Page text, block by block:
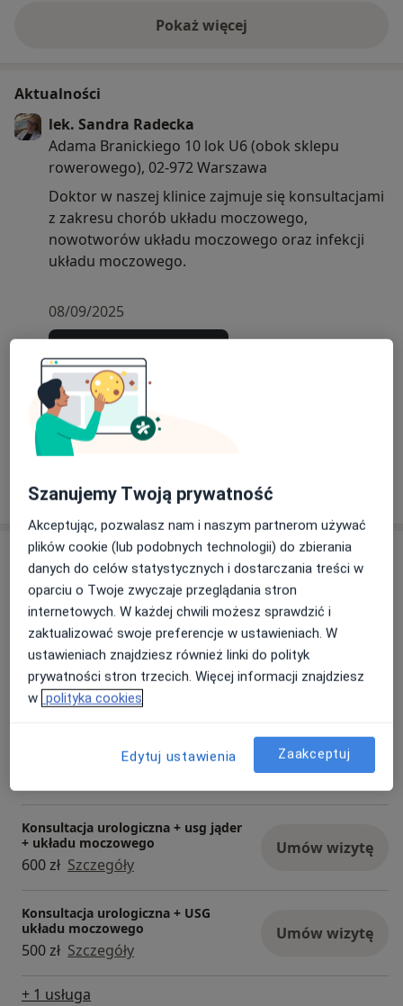
Pokaż więcejo doświadczeniu
Aktualności
lek. Sandra Radecka
Adama Branickiego 10 lok U6 (obok sklepu
rowerowego), 02-972 Warszawa
Doktor w naszej klinice zajmuje się konsultacjami
z zakresu chorób układu moczowego,
nowotworów układu moczowego oraz infekcji
układu moczowego.
08/09/2025
Usługi i ceny
Konsultacja urologiczna
Od 300 zł Szczegóły Umów wizytę
Cewnikowanie pęcherza
moczowego
200 zł Szczegóły
Umów wizytę
Konsultacja urologiczna + USG
Umów wizytę
Konsultacja urologiczna + usg jąder
+ układu moczowego
600 zł Szczegóły
Umów wizytę
Konsultacja urologiczna + USG
układu moczowego
500 zł Szczegóły
Umów wizytę
+ 1 usługa
Szanujemy Twoją prywatność
Akceptując, pozwalasz nam i naszym partnerom używać
plików cookie (lub podobnych technologii) do zbierania
danych do celów statystycznych i dostarczania treści w
oparciu o Twoje zwyczaje przeglądania stron
internetowych. W każdej chwili możesz sprawdzić i
zaktualizować swoje preferencje w ustawieniach. W
ustawieniach znajdziesz również linki do polityk
prywatności stron trzecich. Więcej informacji znajdziesz
w polityka cookies
Edytuj ustawienia Zaakceptuj